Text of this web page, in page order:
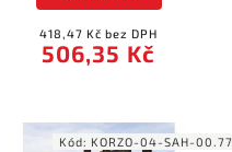
418,47 Kč bez DPH
506,35 Kč
Kód: KORZO-04-SAH-00.77